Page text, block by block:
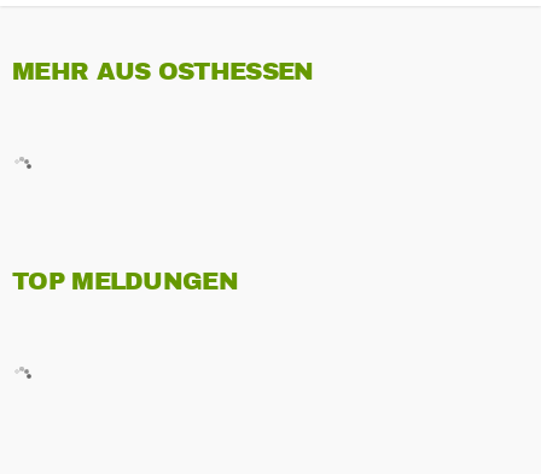
MEHR AUS OSTHESSEN
TOP MELDUNGEN